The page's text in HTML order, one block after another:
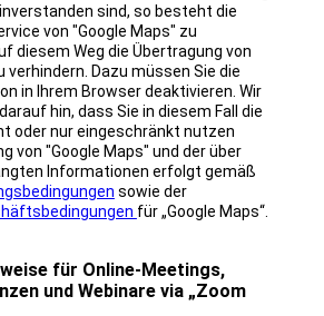
sind, so besteht die
von "Google Maps" zu
diesem Weg die Übertragung von
verhindern. Dazu müssen Sie die
in Ihrem Browser deaktivieren. Wir
hin, dass Sie in diesem Fall die
oder nur eingeschränkt nutzen
von "Google Maps" und der über
Informationen erfolgt gemäß
sowie der
für „Google Maps“.
für Online-Meetings,
und Webinare via „Zoom